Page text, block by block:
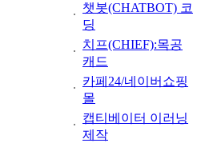
챗봇(CHATBOT) 코
딩
치프(CHIEF):목공
캐드
카페24/네이버쇼핑
몰
캡티베이터 이러닝
제작